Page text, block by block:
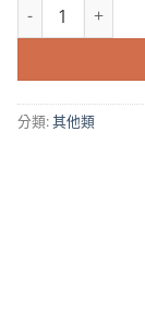
澎湖媽宮干貝提袋
分類:其他類